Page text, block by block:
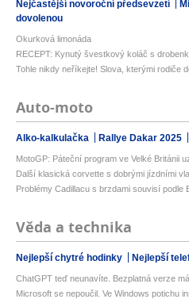
Nejčastější novoroční předsevzetí
dovolenou
Okurková limonáda
RECEPT: Kynutý švestkový koláč s
Tohle nikdy neříkejte! Slova, kterými rodiče
Auto-moto
Alko-kalkulačka Rallye Dakar 2025
MotoGP: Páteční program ve Velké Británii
Další klasická corvette s dobrými jízdními
Problémy Cadillacu s brzdami souvisí podle
Věda a technika
Nejlepší chytré hodinky Nejlepší
ChatGPT teď neunavíte. Bezplatná verze
Microsoft se nepoučil. Ve Windows potichu